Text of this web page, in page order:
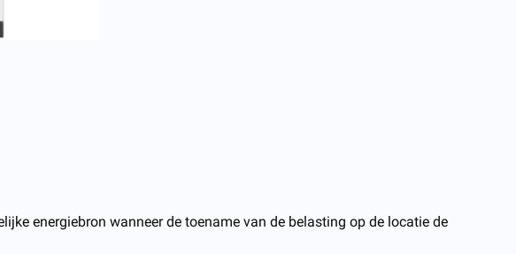
energiebron wanneer de toename van de belasting op de locatie de